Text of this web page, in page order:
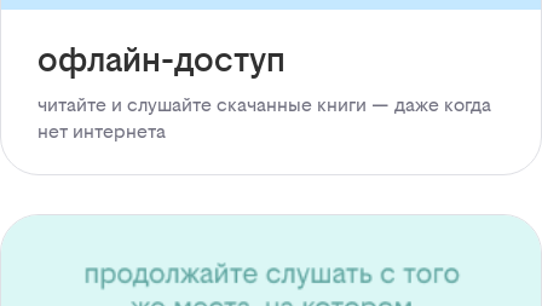
офлайн-доступ
читайте и слушайте скачанные книги — даже когда
нет интернета